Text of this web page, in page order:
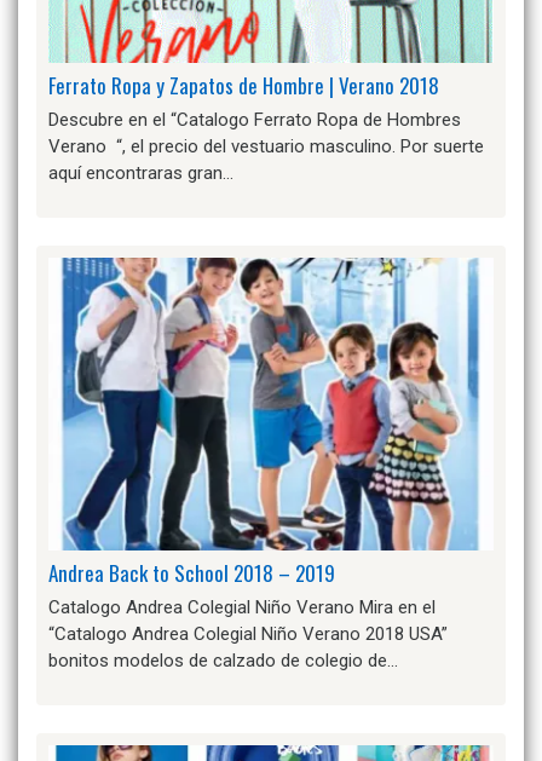
Ferrato Ropa y Zapatos de Hombre | Verano 2018
Descubre en el “Catalogo Ferrato Ropa de Hombres
Verano “, el precio del vestuario masculino. Por suerte
aquí encontraras gran…
Andrea Back to School 2018 – 2019
Catalogo Andrea Colegial Niño Verano Mira en el
“Catalogo Andrea Colegial Niño Verano 2018 USA”
bonitos modelos de calzado de colegio de…